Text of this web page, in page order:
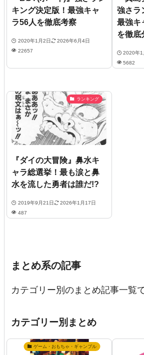
キング決定版！最強キャ
ラ56人を徹底考察
2020年1月2日
2026年6月4日
22657
強さラ
最強キ
を徹底
2020年1
5682
ランキング
『ダイの大冒険』鼻水キ
ャラ総選挙！最も涙と鼻
水を流した勇者は誰だ!?
2019年9月21日
2026年1月17日
487
まとめ系の記事
カテゴリー別のまとめ記事一覧で
カテゴリー別まとめ
ゲーム・おもちゃ・ギャンブル